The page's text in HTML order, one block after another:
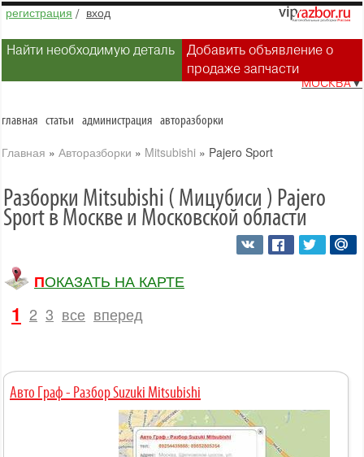
регистрация / вход
Найти необходимую деталь
Добавить объявление о
продаже запчасти
МОСКВА▼
главная статьи администрация авторазборки
Главная » Авторазборки » Mitsubishi » Pajero Sport
Разборки Mitsubishi ( Мицубиси ) Pajero
Sport в Москве и Московской области
ПОКАЗАТЬ НА КАРТЕ
1 2 3 все вперед
Авто Граф - Разбор Suzuki Mitsubishi